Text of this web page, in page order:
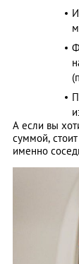
А если вы
суммой,
именно